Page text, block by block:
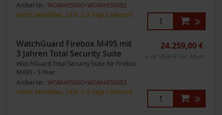
Artikel-Nr.: WGM495000+WGM4950082
sofort bestellbar, i.d.R. 2-3 Tage Lieferzeit
WatchGuard Firebox M495 mit
3 Jahren Total Security Suite
WatchGuard Total Security Suite for Firebox
M495 - 3-Year
Artikel-Nr.: WGM495000+WGM4950083
sofort bestellbar, i.d.R. 2-3 Tage Lieferzeit
24.259,00 €
= 28.14044 € inkl. MwSt